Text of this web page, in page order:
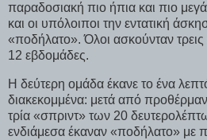
παραδοσιακή πιο ήπια και πιο
και οι υπόλοιποι την εντατική
«ποδήλατο». Όλοι ασκούνταν
12 εβδομάδες.
Η δεύτερη ομάδα έκανε το ένα
διακεκομμένα: μετά από
τρία «σπριντ» των 20
ενδιάμεσα έκαναν «ποδήλατο» με